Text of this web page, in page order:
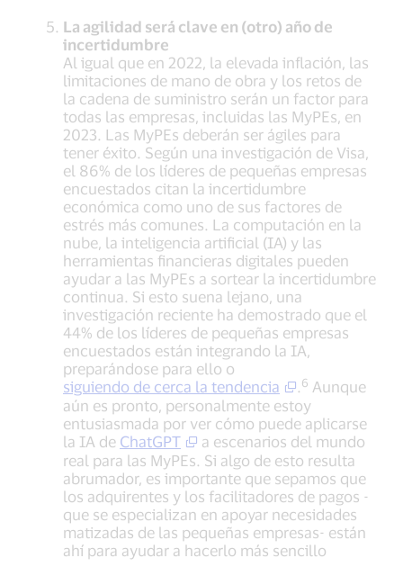
La agilidad será clave en (otro) año de
incertidumbre
Al igual que en 2022, la elevada inflación, las
limitaciones de mano de obra y los retos de
la cadena de suministro serán un factor para
todas las empresas, incluidas las MyPEs, en
2023. Las MyPEs deberán ser ágiles para
tener éxito. Según una investigación de Visa,
el 86% de los líderes de pequeñas empresas
encuestados citan la incertidumbre
económica como uno de sus factores de
estrés más comunes. La computación en la
nube, la inteligencia artificial (IA) y las
herramientas financieras digitales pueden
ayudar a las MyPEs a sortear la incertidumbre
continua. Si esto suena lejano, una
investigación reciente ha demostrado que el
44% de los líderes de pequeñas empresas
encuestados están integrando la IA,
preparándose para ello o
siguiendo de cerca la tendencia
. 6 Aunque
aún es pronto, personalmente estoy
entusiasmada por ver cómo puede aplicarse
la IA de ChatGPT
a escenarios del mundo
real para las MyPEs. Si algo de esto resulta
abrumador, es importante que sepamos que
los adquirentes y los facilitadores de pagos -
que se especializan en apoyar necesidades
matizadas de las pequeñas empresas- están
ahí para ayudar a hacerlo más sencillo